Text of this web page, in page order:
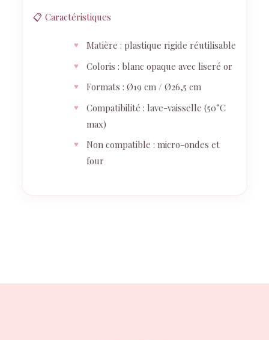
📋 Caractéristiques
Matière : plastique rigide réutilisable
Coloris : blanc opaque avec liseré or
Formats : Ø19 cm / Ø26,5 cm
Compatibilité : lave-vaisselle (50°C
max)
Non compatible : micro-ondes et
four